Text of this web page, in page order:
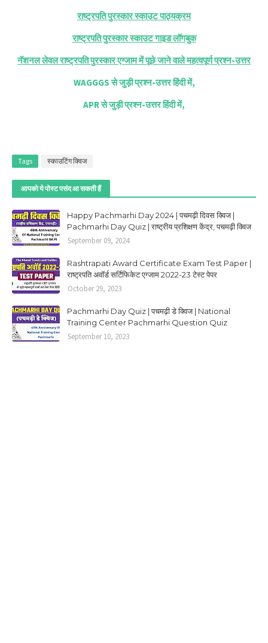
राष्ट्रपति पुरस्कार स्काउट पाठ्यक्रम
राष्ट्रपति पुरस्कार स्काउट गाइड लॉगबुक
नॅशनल लेवल राष्ट्रपति पुरस्कार एग्जाम में पूछे जाने वाले महत्वपूर्ण प्रश्न-उत्तर
WAGGGS से जुड़ी प्रश्न-उत्तर हिंदी में,
APR से जुड़ी प्रश्न-उत्तर हिंदी में,
Tags स्काउटिंग क्विज
आपको ये पोस्ट पसंद आ सकती हैं
Happy Pachmarhi Day 2024 | पचमढ़ी दिवस क्विज |
Pachmarhi Day Quiz | राष्ट्रीय प्रशिक्षण केंद्र, पचमढ़ी क्विज
September 09, 2024
Rashtrapati Award Certificate Exam Test Paper |
राष्ट्रपति अवॉर्ड सर्टिफिकेट एग्जाम 2022-23 टेस्ट पेपर
October 29, 2023
Pachmarhi Day Quiz | पचमढ़ी डे क्विज | National
Training Center Pachmarhi Question Quiz
September 10, 2023